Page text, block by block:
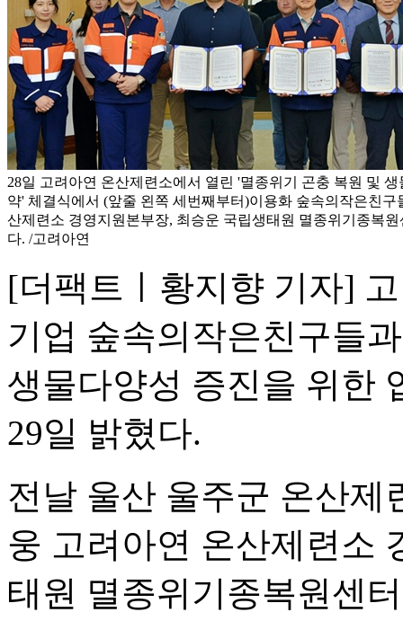
28일 고려아연 온산제련소에서 열린 '멸종위기 곤충 복원 및
약' 체결식에서 (앞줄 왼쪽 세번째부터)이용화 숲속의작은친
산제련소 경영지원본부장, 최승운 국립생태원 멸종위기종복
다. /고려아연
[더팩트ㅣ황지향 기자]
기업 숲속의작은친구들
생물다양성 증진을 위한
29일 밝혔다.
전날 울산 울주군 온산제
웅 고려아연 온산제련소
태원 멸종위기종복원센